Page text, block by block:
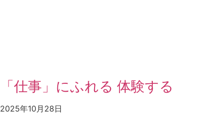
「仕事」にふれる 体験する
2025年10月28日